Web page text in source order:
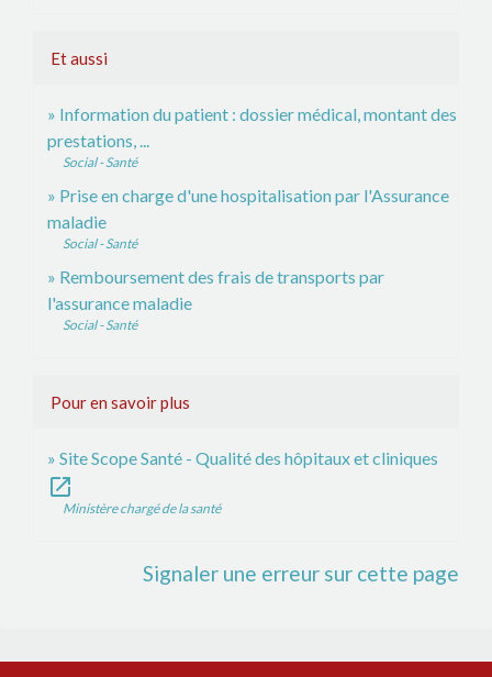
Et aussi
Information du patient : dossier médical, montant des
prestations, ...
Social - Santé
Prise en charge d'une hospitalisation par l'Assurance
maladie
Social - Santé
Remboursement des frais de transports par
l'assurance maladie
Social - Santé
Pour en savoir plus
Site Scope Santé - Qualité des hôpitaux et cliniques
open_in_new
Ministère chargé de la santé
Signaler une erreur sur cette page